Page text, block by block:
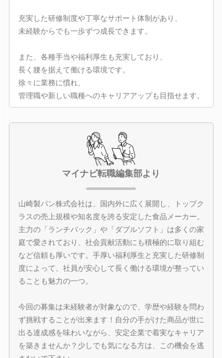
充実した研修制度や丁寧なサポート体制があり、
未経験からでも一歩ずつ成長できます。
また、各種手当や福利厚生も充実しており、
長く腰を据えて働ける環境です。
徐々に業務に慣れ、
管理職や新しい職種へのキャリアアップも目指せます。
マイナビ転職編集部より
山崎製パン株式会社は、国内外に広く展開し、トップク
ラスの売上規模や知名度を誇る安定した食品メーカー。
主力の「ランチパック」や「ダブルソフト」は多くの家
庭で愛されており、社会貢献活動にも積極的に取り組む
など信頼も厚いです。手厚い福利厚生と充実した研修制
度によって、社員が安心して長く働ける環境が整ってい
ることも魅力の一つ。
今回の募集は未経験者が対象なので、学歴や経験を問わ
ず挑戦することが出来ます！自分の手がけた商品が世に
出る達成感を味わいながら、安定企業で着実なキャリア
を築きませんか？少しでも気になる方は、この機会を逃